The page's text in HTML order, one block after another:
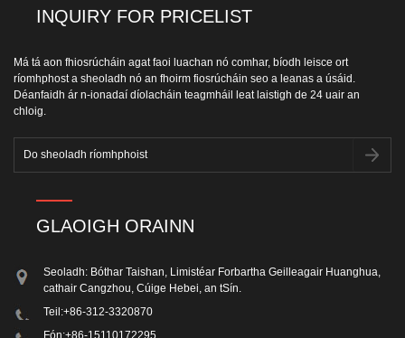
INQUIRY FOR PRICELIST
Má tá aon fhiosrúcháin agat faoi luachan nó comhar, bíodh leisce ort
ríomhphost a sheoladh nó an fhoirm fiosrúcháin seo a leanas a úsáid.
Déanfaidh ár n-ionadaí díolacháin teagmháil leat laistigh de 24 uair an
chloig.
GLAOIGH ORAINN
Seoladh: Bóthar Taishan, Limistéar Forbartha Geilleagair Huanghua,
cathair Cangzhou, Cúige Hebei, an tSín.
Teil:+86-312-3320870
Fón:+86-15110172295